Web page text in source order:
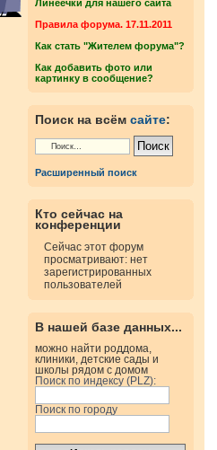
Линеечки для нашего сайта
Правила форума. 17.11.2011
Как стать "Жителем форума"?
Как добавить фото или
картинку в сообщение?
Поиск на всём сайте:
Расширенный поиск
Кто сейчас на
конференции
Сейчас этот форум
просматривают: нет
зарегистрированных
пользователей
В нашей базе данных...
можно найти роддома,
клиники, детские сады и
школы рядом с домом
Поиск по индексу (PLZ):
Поиск по городу